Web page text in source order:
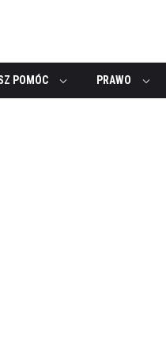
POMÓC PRAWO